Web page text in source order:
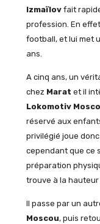
Izmaïlovfait
profession. En
football, et lui met
ans.
A cinq ans, un
chez Marat et il
Lokomotiv
réservé aux
privilégié joue
cependant que ce
préparation
trouve à la hauteur
Il passe par un
Moscou, puis